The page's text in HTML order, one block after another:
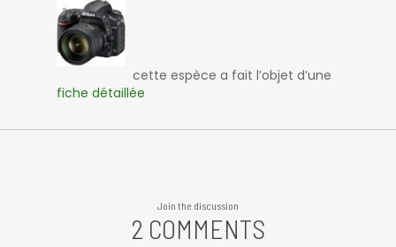
cette espèce a fait l’objet d’une
fiche détaillée
Join the discussion
2 COMMENTS